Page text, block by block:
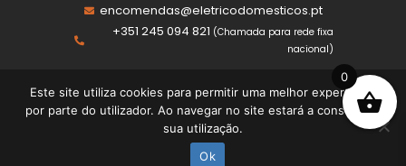
Sobre
encomendas@eletricodomesticos.pt
+351 245 094 821 (Chamada para rede fixa
nacional)
0
Este site utiliza cookies para permitir uma melhor experiência
por parte do utilizador. Ao navegar no site estará a consentir a
sua utilização.
Ok